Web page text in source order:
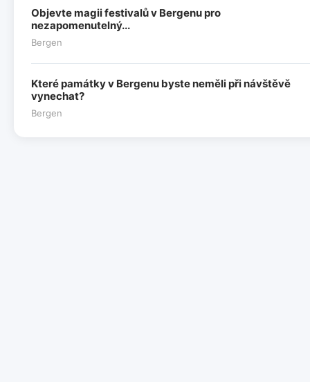
Objevte magii festivalů v Bergenu pro
nezapomenutelný...
Bergen
Které památky v Bergenu byste neměli při návštěvě
vynechat?
Bergen